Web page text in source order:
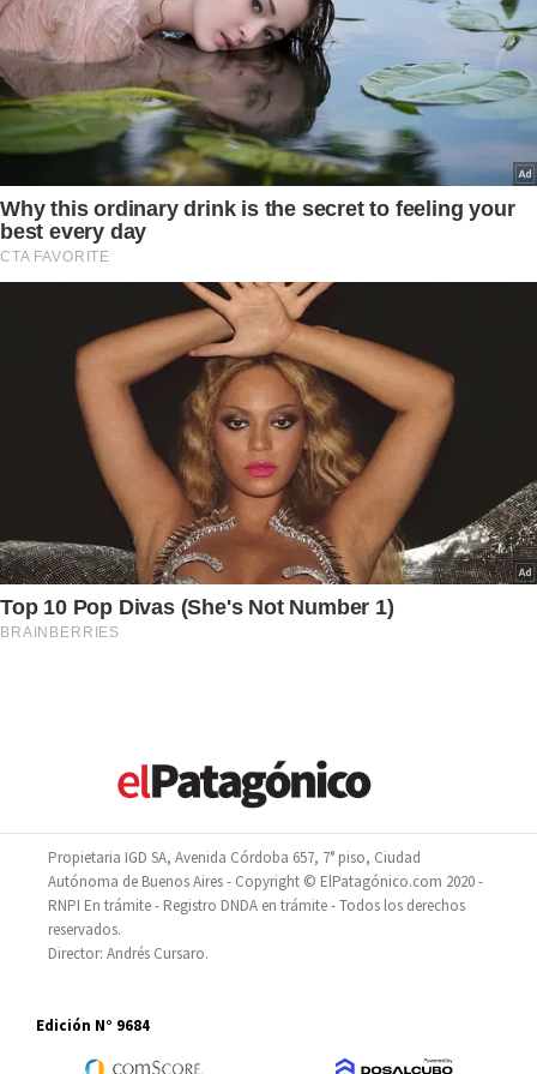
Propietaria IGD SA, Avenida Córdoba 657, 7° piso, Ciudad
Autónoma de Buenos Aires - Copyright © ElPatagónico.com 2020 -
RNPI En trámite - Registro DNDA en trámite - Todos los derechos
reservados.
Director: Andrés Cursaro.
Edición N° 9684